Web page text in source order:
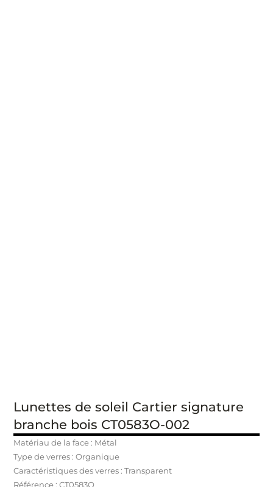
Lunettes de soleil Cartier signature
branche bois CT0583O-002
Matériau de la face : Métal
Type de verres : Organique
Caractéristiques des verres : Transparent
Référence : CT0583O